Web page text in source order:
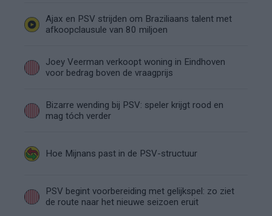
Ajax en PSV strijden om Braziliaans talent met
afkoopclausule van 80 miljoen
Joey Veerman verkoopt woning in Eindhoven
voor bedrag boven de vraagprijs
Bizarre wending bij PSV: speler krijgt rood en
mag tóch verder
Hoe Mijnans past in de PSV-structuur
PSV begint voorbereiding met gelijkspel: zo ziet
de route naar het nieuwe seizoen eruit